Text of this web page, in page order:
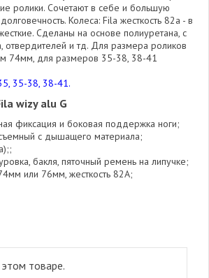
ролики. Сочетают в себе и большую
Колеса: Fila жесткость 82а - в
Сделаны на основе полиуретана, с
отвердителей и тд. Для размера роликов
74мм, для размеров 35-38, 38-41
35-38, 38-41.
wizy alu G
фиксация и боковая поддержка ноги;
с дышащего материала;
бакля, пяточный ремень на липучке;
или 76мм, жесткость 82А;
товаре.